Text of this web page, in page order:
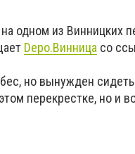
одном из Винницких
Depo.Винница со
но вынужден
перекрестке, но